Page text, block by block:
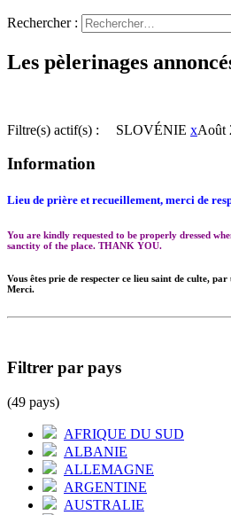
Rechercher :
Les pèlerinages
Filtre(s) actif(s) : SLOVÉNIE xAoût
Information
Lieu de prière et recueillement, merci de
You are kindly requested to be properly dressed
sanctity of the place. THANK YOU.
Vous êtes prie de respecter ce lieu saint de culte,
Merci.
Filtrer par pays
(49 pays)
AFRIQUE DU SUD
ALBANIE
ALLEMAGNE
ARGENTINE
AUSTRALIE